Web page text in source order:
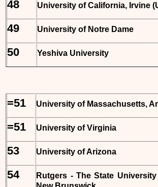
48 University of California, Irvine
49 University of Notre Dame
50 Yeshiva University
=51 University of Massachusetts,
=51 University of Virginia
53 University of Arizona
54
Rutgers - The State